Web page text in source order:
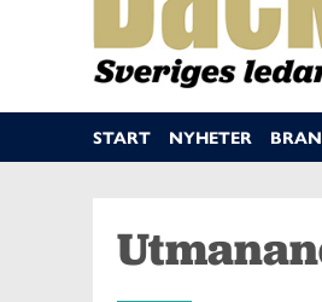
START NYHETER